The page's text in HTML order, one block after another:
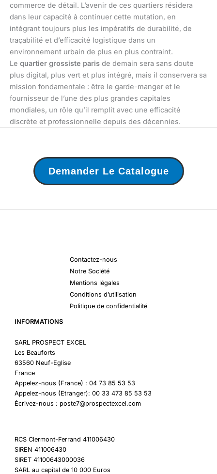
commerce de détail. L’avenir de ces quartiers résidera
dans leur capacité à continuer cette mutation, en
intégrant toujours plus les impératifs de durabilité, de
traçabilité et d’efficacité logistique dans un
environnement urbain de plus en plus contraint.
Le quartier grossiste paris de demain sera sans doute
plus digital, plus vert et plus intégré, mais il conservera sa
mission fondamentale : être le garde-manger et le
fournisseur de l’une des plus grandes capitales
mondiales, un rôle qu’il remplit avec une efficacité
discrète et professionnelle depuis des décennies.
Demander Le Catalogue
Contactez-nous
Notre Société
Mentions légales
Conditions d’utilisation
Politique de confidentialité
INFORMATIONS
SARL PROSPECT EXCEL
Les Beauforts
63560 Neuf-Eglise
France
Appelez-nous (France) : 04 73 85 53 53
Appelez-nous (Etranger): 00 33 473 85 53 53
Écrivez-nous : poste7@prospectexcel.com
RCS Clermont-Ferrand 411006430
SIREN 411006430
SIRET 41100643000036
SARL au capital de 10 000 Euros